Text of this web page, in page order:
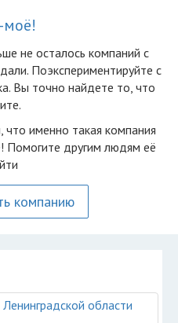
моё!
не осталоcь компаний с
Поэкспериментируйте с
Вы точно найдете то, что
именно такая компания
Помогите другим людям её
компанию